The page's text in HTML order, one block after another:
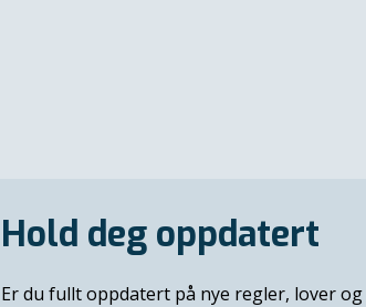
Hold deg oppdatert
Er du fullt oppdatert på nye regler, lover